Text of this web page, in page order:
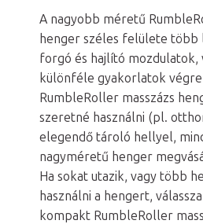
A nagyobb méretű
henger széles felülete több
forgó és hajlító mozdulatok,
különféle gyakorlatok
RumbleRoller masszázs
szeretné használni (pl.
elegendő tároló hellyel,
nagyméretű henger
Ha sokat utazik, vagy több
használni a hengert,
kompakt RumbleRoller